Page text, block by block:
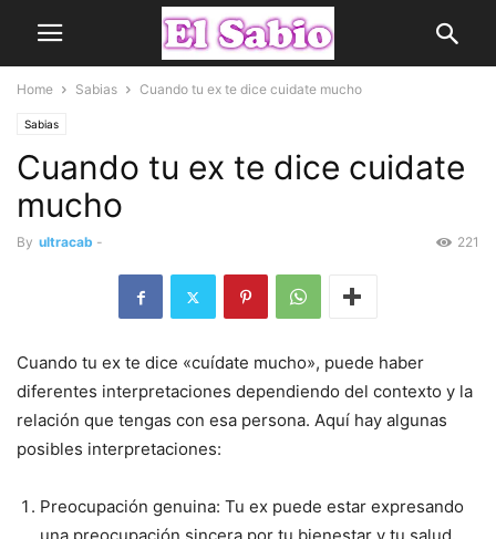
Home Sabias Cuando tu ex te dice cuidate mucho
Sabias
Cuando tu ex te dice cuidate
mucho
By ultracab - 221
Cuando tu ex te dice «cuídate mucho», puede haber
diferentes interpretaciones dependiendo del contexto y la
relación que tengas con esa persona. Aquí hay algunas
posibles interpretaciones:
Preocupación genuina: Tu ex puede estar expresando